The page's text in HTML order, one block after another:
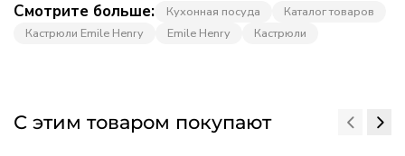
Смотрите больше: Кухонная посуда
Каталог товаров
Кастрюли Emile Henry
Emile Henry Кастрюли
С этим товаром покупают